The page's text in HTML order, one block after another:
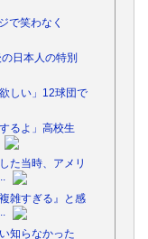
で笑わなく
日本人の特別
しい」12球団で
るよ」高校生
た当時、アメリ
雑すぎる』と感
知らなかった